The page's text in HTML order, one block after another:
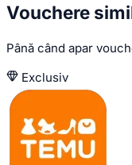
Vouchere
Până când apar
Exclusiv